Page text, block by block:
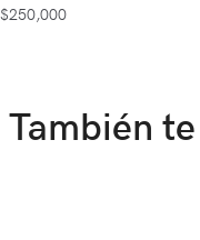
$250,000
También